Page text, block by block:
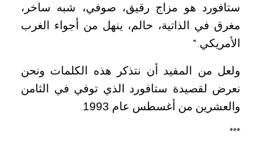
ستافورد هو مزاج رقيق، صوفي، شبه ساخر،
مغرق في الذاتية، حالم، ينهل من أجواء الغرب
الأمريكي“.
ولعل من المفيد أن نتذكر هذه الكلمات ونحن
نعرض لقصيدة ستافورد الذي توفي في الثامن
والعشرين من أغسطس عام 1993
.
***